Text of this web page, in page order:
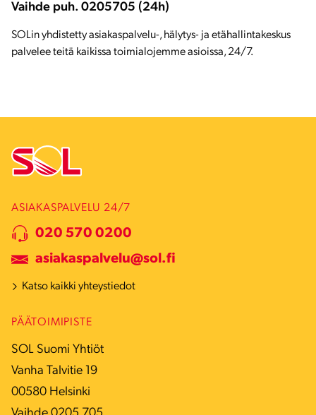
Vaihde puh. 0205705 (24h)
SOLin yhdistetty asiakaspalvelu-, hälytys- ja etähallintakeskus
palvelee teitä kaikissa toimialojemme asioissa, 24/7.
ASIAKASPALVELU 24/7
020 570 0200
asiakaspalvelu@sol.fi
Katso kaikki yhteystiedot
PÄÄTOIMIPISTE
SOL Suomi Yhtiöt
Vanha Talvitie 19
00580 Helsinki